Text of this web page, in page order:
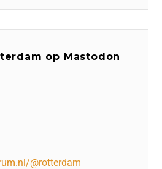
op Mastodon
@rotterdam